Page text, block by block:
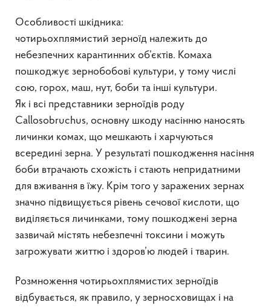
Особливості шкідника:
чотирьохплямистий зерноїд належить до
небезпечних карантинних об’єктів. Комаха
пошкоджує зернобобові культури, у тому числі
сою, горох, маш, нут, боби та інші культури.
Як і всі представники зерноїдів роду
Callosobruchus, основну шкоду насінню наносять
личинки комах, що мешкають і харчуються
всередині зерна. У результаті пошкодження насіння
боби втрачають схожість і стають непридатними
для вживання в їжу. Крім того у заражених зернах
значно підвищується рівень сечової кислоти, що
виділяється личинками, тому пошкоджені зерна
зазвичай містять небезпечні токсини і можуть
загрожувати життю і здоров’ю людей і тварин.
Розмноження чотирьохплямистих зерноїдів
відбувається, як правило, у зерносховищах і на